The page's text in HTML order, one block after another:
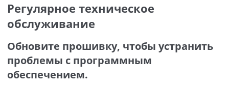
Регулярное техническое
обслуживание
Обновите прошивку, чтобы устранить
проблемы с программным
обеспечением.